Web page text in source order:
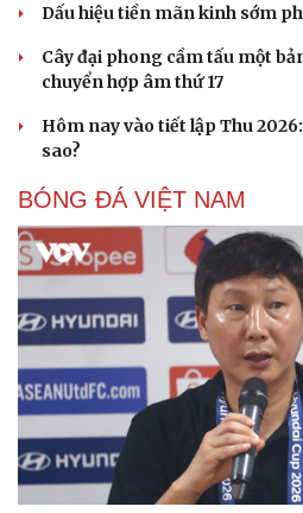
Dấu hiệu tiền mãn kinh sớm
Cây đại phong cầm tấu một
chuyển hợp âm thứ 17
Hôm nay vào tiết lập Thu
sao?
BÓNG ĐÁ VIỆT NAM